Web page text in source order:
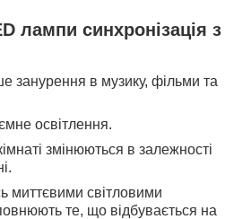
лампи синхронізація з
занурення в музику, фільми та
освітлення.
змінюються в залежності
миттєвими світловими
те, що відбувається на